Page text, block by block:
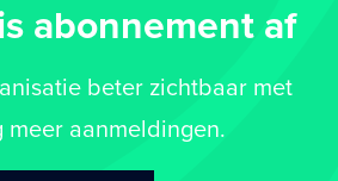
abonnement af
beter zichtbaar met
meer aanmeldingen.